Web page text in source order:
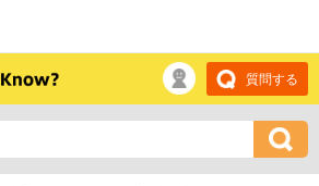
質問する